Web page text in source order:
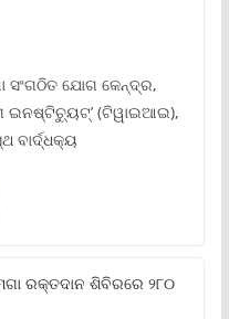
ସଂଗଠିତ ଯୋଗ କେନ୍ଦ୍ର,
ଇନଷ୍ଟିଚ୍ୟୁଟ୍‌’ (ଟିୱାଇଆଇ),
ବାର୍ଦ୍ଧକ୍ୟ
ରକ୍ତଦାନ ଶିବିରରେ ୨୮୦